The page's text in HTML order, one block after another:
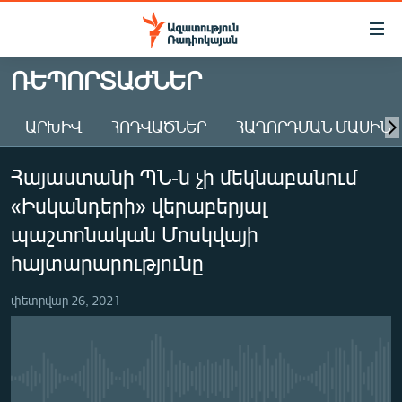
Մատչելիության
Անցնել
հիմնական
Անցնել
հիմնական
մենյուին
Որոնում
ԱԶԱՏՈՒԹՅՈՒՆ TV
ՀԱՅԱՍՏԱՆ
ԸՆՏՐՈՒԹՅՈՒՆՆԵՐ 2026
ԻՐԱՎՈՒՆՔ
ՀԱՍԱՐԱԿՈՒԹՅՈՒՆ
ՂԱՐԱԲԱՂ
ՌԵՊՈՐՏԱԺՆԵՐ
ԱՐԽԻՎ ՀՈԴՎԱԾՆԵՐ ՀԱՂՈՐԴՄԱՆ ՄԱՍԻՆ
Հայաստանի ՊՆ-ն չի մեկնաբանում
«Իսկանդերի» վերաբերյալ
պաշտոնական Մոսկվայի
հայտարարությունը
փետրվար 26, 2021